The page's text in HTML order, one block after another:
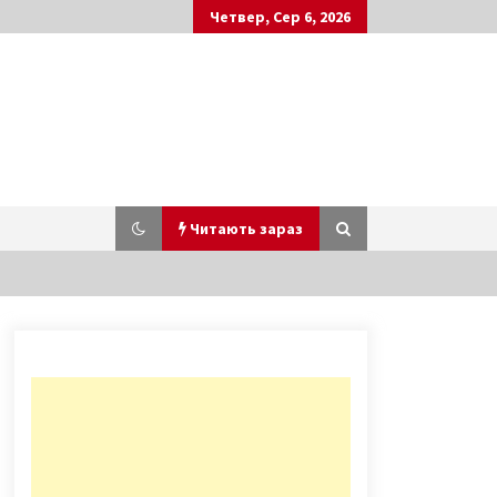
Четвер, Сер 6, 2026
Читають зараз